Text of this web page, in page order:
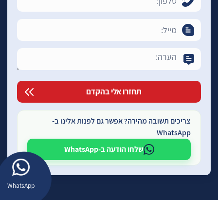
WhatsApp
צריכים תשובה מהירה? אפשר גם לפנות אלינו ב-
WhatsApp
שלחו הודעה ב-WhatsApp